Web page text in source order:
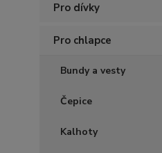
Pro dívky
Pro chlapce
Bundy a vesty
Čepice
Kalhoty